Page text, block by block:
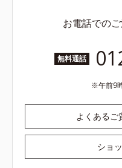
お電話での
無料通話
午前9
よくあるご
ショ